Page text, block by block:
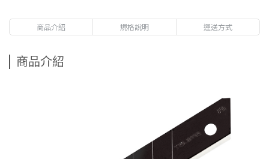
商品介紹 規格說明 運送方式
商品介紹